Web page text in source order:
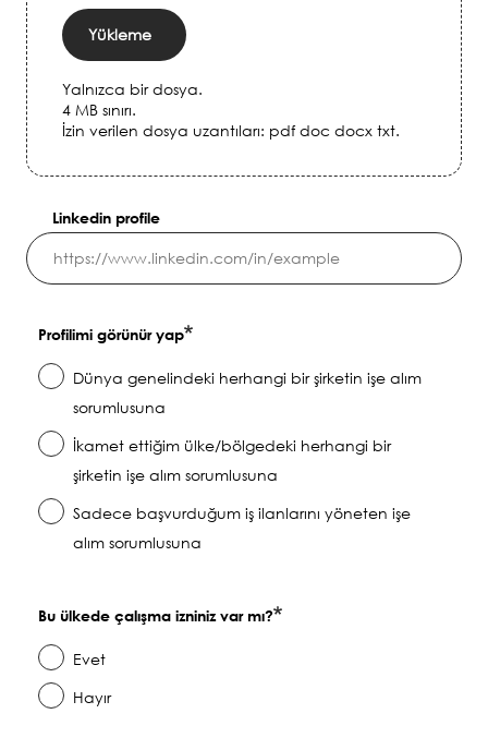
Yükleme
Yalnızca bir dosya.
4 MB sınırı.
İzin verilen dosya uzantıları: pdf doc docx txt.
Linkedin profile
Profilimi görünür yap
Dünya genelindeki herhangi bir şirketin işe alım
sorumlusuna
İkamet ettiğim ülke/bölgedeki herhangi bir
şirketin işe alım sorumlusuna
Sadece başvurduğum iş ilanlarını yöneten işe
alım sorumlusuna
Bu ülkede çalışma izniniz var mı?
Evet
Hayır